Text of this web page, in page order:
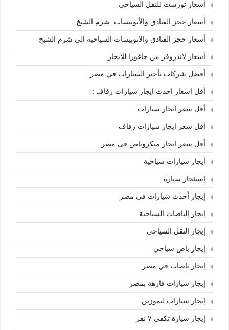
أسعار تورست للنقل السياحى
أسعار حجز الفنادق والأتوبيسات..شرم الشيخ
أسعار حجز الفنادق والاتوبيسات السياحية الي شرم الشيخ
أسعار لاندروفر من جاغورا للايجار
أفضل شركات تأجير السيارات في مصر
أقل اسعار احدث ايجار سيارات زفاف :
أقل سعر ايجار سيارات
أقل سعر ايجار سيارات زفاف
أقل سعر ايجار ميكروباص فى مصر
أيجار سيارات سياحية
إستئجار سيارة
إيجار أحدث سيارات في مصر
إيجار الباصات السياحية
إيجار النقل السياحي
إيجار باص سياحي
إيجار باصات في مصر
إيجار سيارات فارهة بمصر
إيجار سيارات ليموزين
إيجار سيارة تكفي ٧ نفر